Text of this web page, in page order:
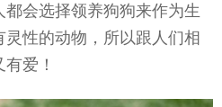
会选择领养狗狗来作为生
性的动物，所以跟人们相
爱！